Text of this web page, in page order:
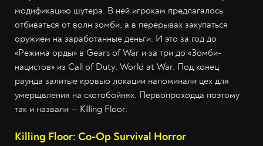
модификацию шутера. В ней игрокам предлагалось
отбиваться от волн зомби, а в перерывах закупаться
оружием на заработанные деньги. И это за год до
«Режима орды» в Gears of War и за три до «Зомби-
нацистов» из Call of Duty: World at War. Под конец
раунда залитые кровью локации напоминали цех для
умерщвления на скотобойнях. Первопроходца поэтому
так и назвали — Killing Floor.
Killing Floor: Co-Op Survival Horror